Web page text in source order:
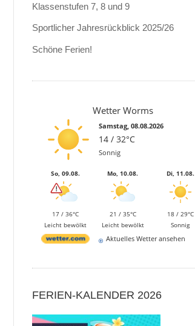
Klassenstufen 7, 8 und 9
Sportlicher Jahresrückblick 2025/26
Schöne Ferien!
Wetter Worms
Samstag, 08.08.2026
14 / 32°C
Sonnig
So, 09.08.
17 / 36°C
Leicht bewölkt
Mo, 10.08.
21 / 35°C
Leicht bewölkt
Di, 11.08.
18 / 29°C
Sonnig
Aktuelles Wetter ansehen
FERIEN-KALENDER 2026